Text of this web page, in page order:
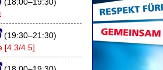
(19:30–21:30)
[4.3/4.5]